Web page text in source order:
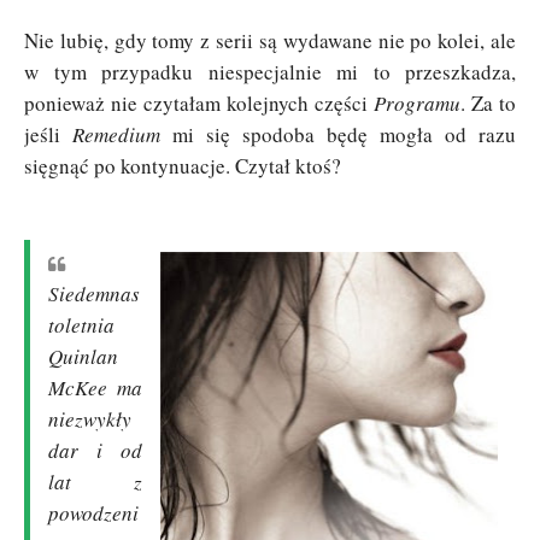
Nie lubię, gdy tomy z serii są wydawane nie po kolei, ale
w tym przypadku niespecjalnie mi to przeszkadza,
ponieważ nie czytałam kolejnych części Programu. Za to
jeśli Remedium mi się spodoba będę mogła od razu
sięgnąć po kontynuacje. Czytał ktoś?
Siedemnas
toletnia
Quinlan
McKee ma
niezwykły
dar i od
lat z
powodzeni